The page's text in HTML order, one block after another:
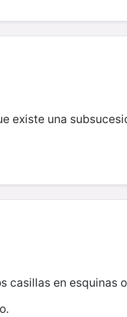
existe una
casillas en esquinas